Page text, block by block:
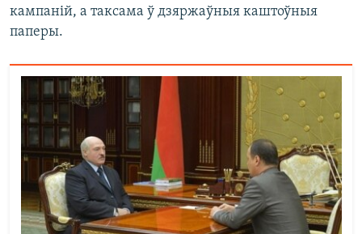
кампаній, а таксама ў дзяржаўныя каштоўныя
паперы.